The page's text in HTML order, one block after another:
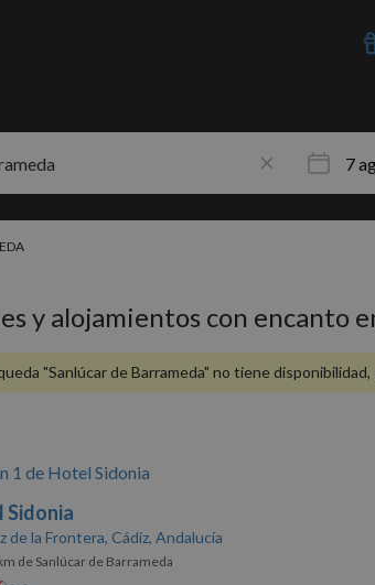
y alojamientos con encanto
"Sanlúcar de Barrameda" no tiene
Sidonia
de la Frontera, Cádiz, Andalucía
de Sanlúcar de Barrameda